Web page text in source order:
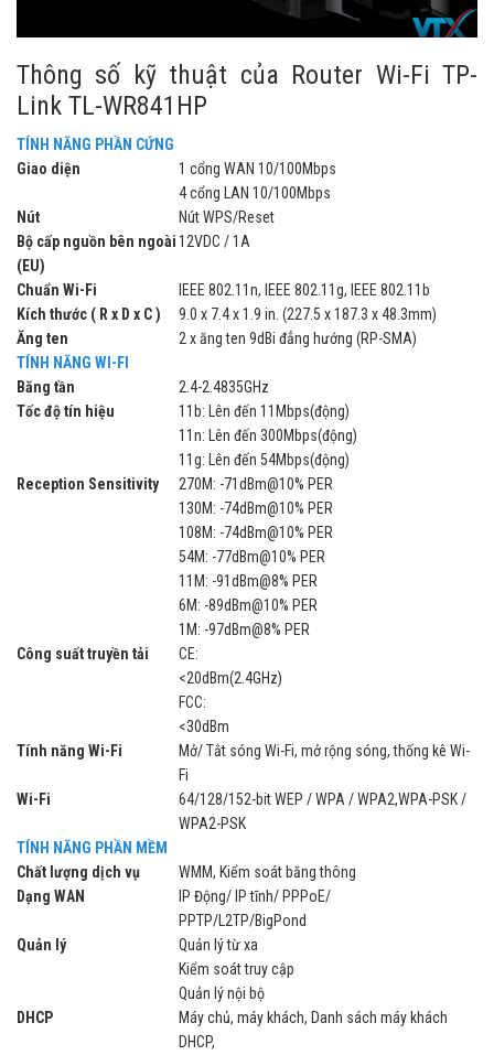
Thông số kỹ thuật của Router Wi-Fi TP-
Link TL-WR841HP
TÍNH NĂNG PHẦN CỨNG
Giao diện
1 cổng WAN 10/100Mbps
4 cổng LAN 10/100Mbps
Nút
Nút WPS/Reset
Bộ cấp nguồn bên ngoài
(EU)
12VDC / 1A
Chuẩn Wi-Fi
IEEE 802.11n, IEEE 802.11g, IEEE 802.11b
Kích thước ( R x D x C )
9.0 x 7.4 x 1.9 in. (227.5 x 187.3 x 48.3mm)
Ăng ten
2 x ăng ten 9dBi đẳng hướng (RP-SMA)
TÍNH NĂNG WI-FI
Băng tần
2.4-2.4835GHz
Tốc độ tín hiệu
11b: Lên đến 11Mbps(động)
11n: Lên đến 300Mbps(động)
11g: Lên đến 54Mbps(động)
Reception Sensitivity
270M: -71dBm@10% PER
130M: -74dBm@10% PER
108M: -74dBm@10% PER
54M: -77dBm@10% PER
11M: -91dBm@8% PER
6M: -89dBm@10% PER
1M: -97dBm@8% PER
Công suất truyền tải
CE:
<20dBm(2.4GHz)
FCC:
<30dBm
Tính năng Wi-Fi
Mở/ Tắt sóng Wi-Fi, mở rộng sóng, thống kê Wi-
Fi
Wi-Fi
64/128/152-bit WEP / WPA / WPA2,WPA-PSK /
WPA2-PSK
TÍNH NĂNG PHẦN MỀM
Chất lượng dịch vụ
WMM, Kiểm soát băng thông
Dạng WAN
IP Động/ IP tĩnh/ PPPoE/
PPTP/L2TP/BigPond
Quản lý
Quản lý từ xa
Kiểm soát truy cập
Quản lý nội bộ
DHCP
Máy chủ, máy khách, Danh sách máy khách
DHCP,